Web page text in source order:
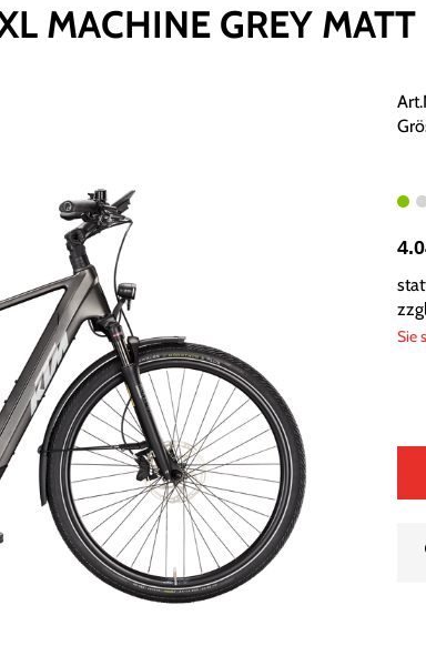
MACHINE GREY
Sie